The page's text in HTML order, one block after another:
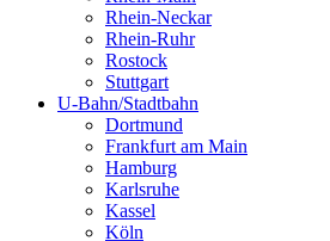
Rhein-Neckar
Rhein-Ruhr
Rostock
Stuttgart
U-Bahn/Stadtbahn
Dortmund
Frankfurt am Main
Hamburg
Karlsruhe
Kassel
Köln